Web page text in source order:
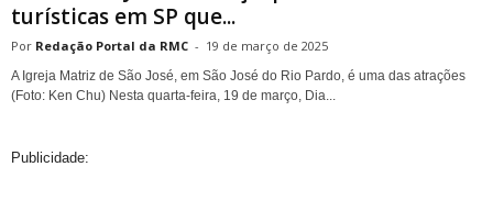
turísticas em SP que...
Redação Portal da RMC - 19 de março de 2025
A Igreja Matriz de São José, em São José do Rio Pardo, é uma das atrações
(Foto: Ken Chu) Nesta quarta-feira, 19 de março, Dia...
Publicidade: